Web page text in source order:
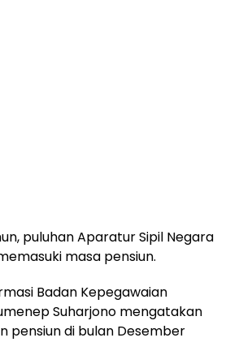
puluhan Aparatur Sipil Negara
masa pensiun.
Badan Kepegawaian
Suharjono mengatakan
pensiun di bulan Desember